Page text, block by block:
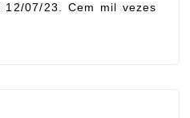
07/23. Cem mil vezes